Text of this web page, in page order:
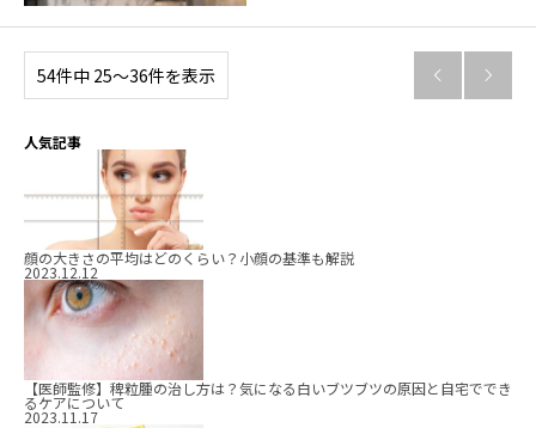
54件中 25〜36件を表示  
人気記事
顔の大きさの平均はどのくらい？小顔の基準も解説
2023.12.12
【医師監修】稗粒腫の治し方は？気になる白いブツブツの原因と自宅ででき
るケアについて
2023.11.17